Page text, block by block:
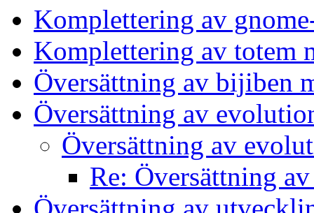
Komplettering av
Komplettering av totem
Översättning av bijiben
Översättning av
Översättning av
Re: Översättning